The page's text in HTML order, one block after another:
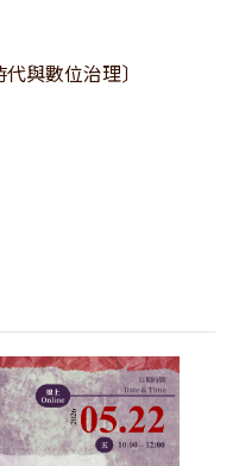
與數位治理〕